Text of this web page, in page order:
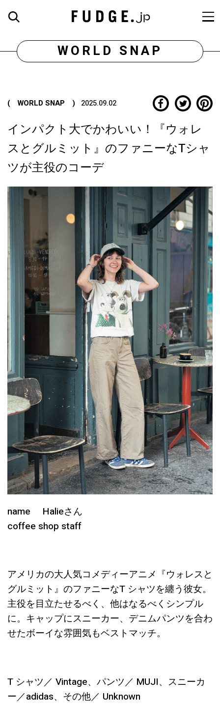
WORLD SNAP
( WORLD SNAP ) 2025.09.02
インパクト大でかわいい！『ウォレ
スとグルミット』のファニーなTシャ
ツが主役のコーデ
name Halieさん
coffee shop staff
アメリカの大人気コメディーアニメ『ウォレスと
グルミット』のファニーなT シャツを纏う彼女。
主役を目立たせるべく、他はなるべくシンプル
に。キャップにスニーカー、デニムパンツを合わ
せたボーイな雰囲気もベストマッチ。
T シャツ／ Vintage、パンツ／ MUJI、スニーカ
ー／adidas、その他／ Unknown